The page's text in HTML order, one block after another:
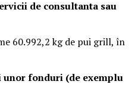
de consultanta sau
60.992,2 kg de pui grill, în
unor fonduri (de exemplu